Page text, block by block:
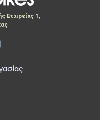
Εταιρείας 1,